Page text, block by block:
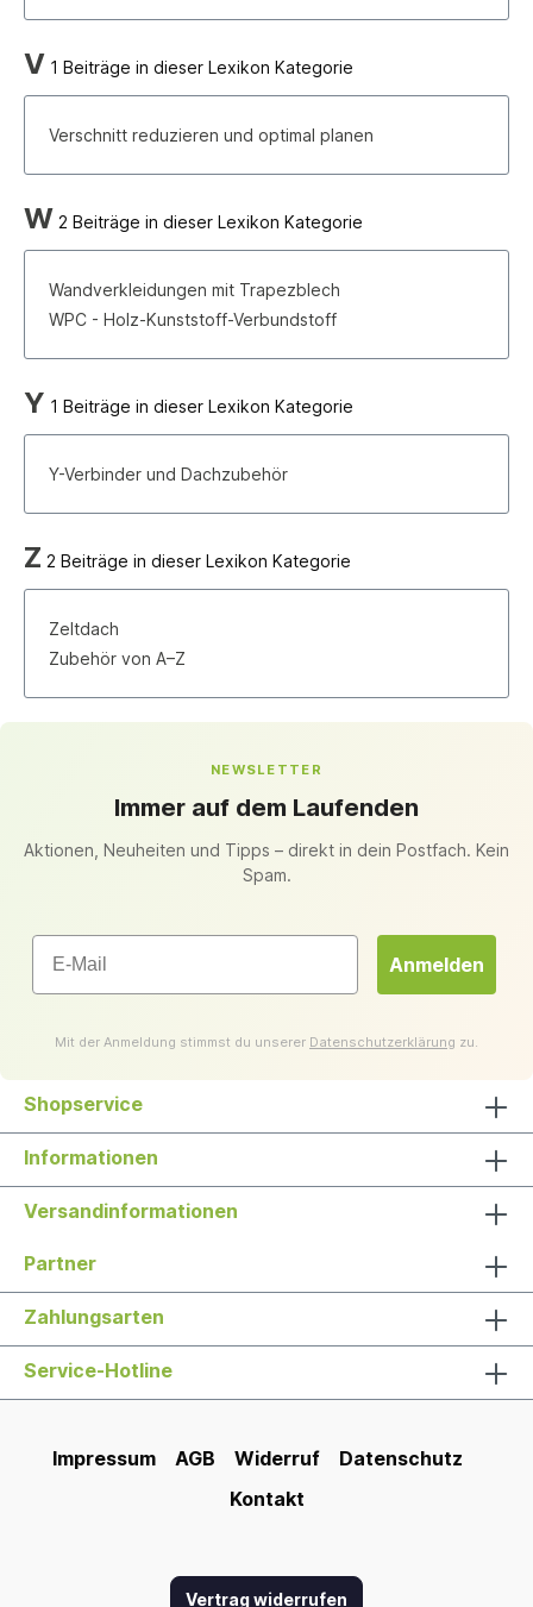
V 1 Beiträge in dieser Lexikon Kategorie
Verschnitt reduzieren und optimal planen
W 2 Beiträge in dieser Lexikon Kategorie
Wandverkleidungen mit Trapezblech
WPC - Holz-Kunststoff-Verbundstoff
Y 1 Beiträge in dieser Lexikon Kategorie
Y-Verbinder und Dachzubehör
Z 2 Beiträge in dieser Lexikon Kategorie
Zeltdach
Zubehör von A–Z
NEWSLETTER
Immer auf dem Laufenden
Aktionen, Neuheiten und Tipps – direkt in dein Postfach. Kein
Spam.
Email
Anmelden
Mit der Anmeldung stimmst du unserer Datenschutzerklärung zu.
Shopservice
Informationen
Versandinformationen
Partner
Zahlungsarten
Service-Hotline
Impressum AGB Widerruf
Datenschutz
Kontakt
Vertrag widerrufen